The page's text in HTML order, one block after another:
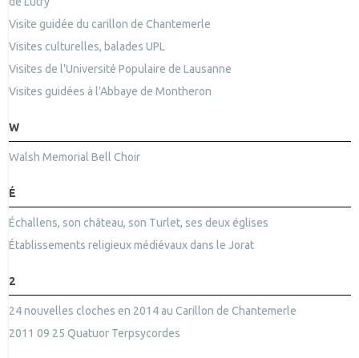
Visite guidée du carillon de Chantemerle
Visites culturelles, balades UPL
Visites de l'Université Populaire de Lausanne
Visites guidées à l'Abbaye de Montheron
W
Walsh Memorial Bell Choir
É
Échallens, son château, son Turlet, ses deux églises
Établissements religieux médiévaux dans le Jorat
2
24 nouvelles cloches en 2014 au Carillon de Chantemerle
2011 09 25 Quatuor Terpsycordes